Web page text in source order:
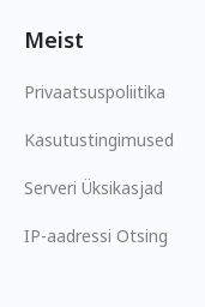
Meist
Privaatsuspoliitika
Kasutustingimused
Serveri Üksikasjad
IP-aadressi Otsing